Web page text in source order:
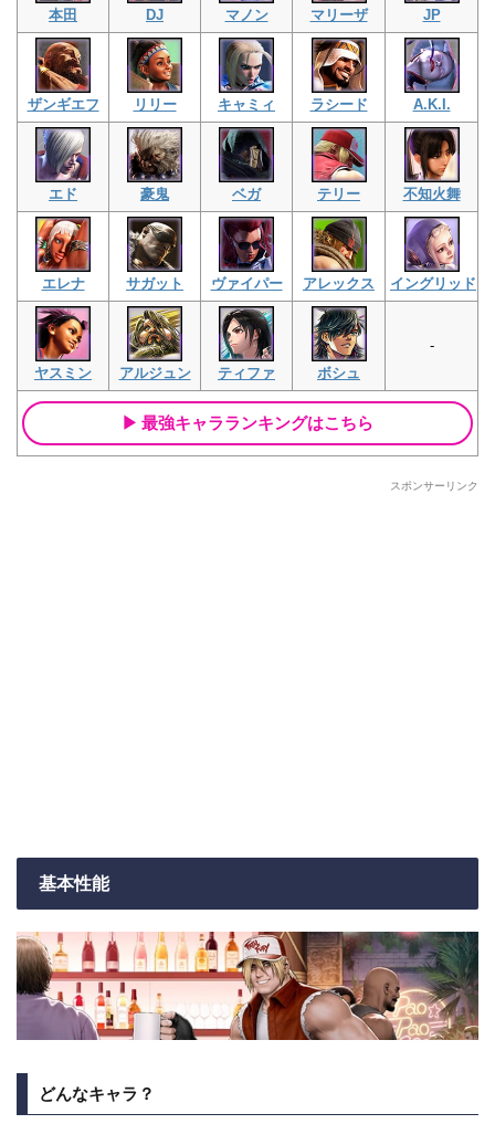
本田 DJ マノン マリーザ JP
ザンギエフ リリー キャミィ ラシード A.K.I.
エド 豪鬼 ベガ テリー 不知火舞
エレナ サガット ヴァイパー アレックス イングリッド
ヤスミン アルジュン ティファ ボシュ
-
最強キャラランキングはこちら
スポンサーリンク
基本性能
どんなキャラ？